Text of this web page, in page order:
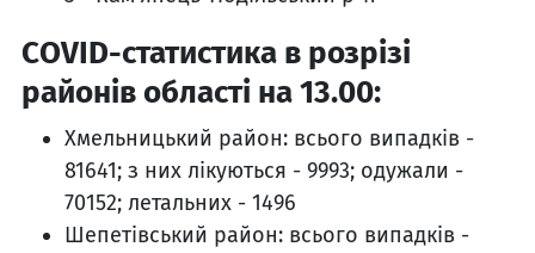
СOVID-статистика в розрізі
районів області на 13.00:
Хмельницький район: всього випадків -
81641; з них лікуються - 9993; одужали -
70152; летальних - 1496
Шепетівський район: всього випадків -